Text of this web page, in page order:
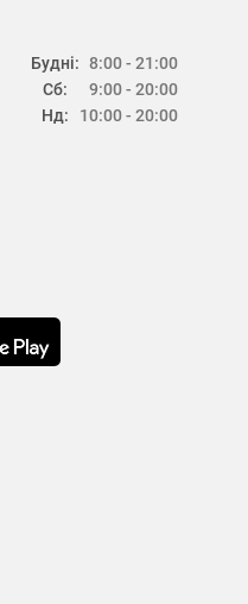
Будні:
Сб:
Нд:
8:00 - 21:00
9:00 - 20:00
10:00 - 20:00